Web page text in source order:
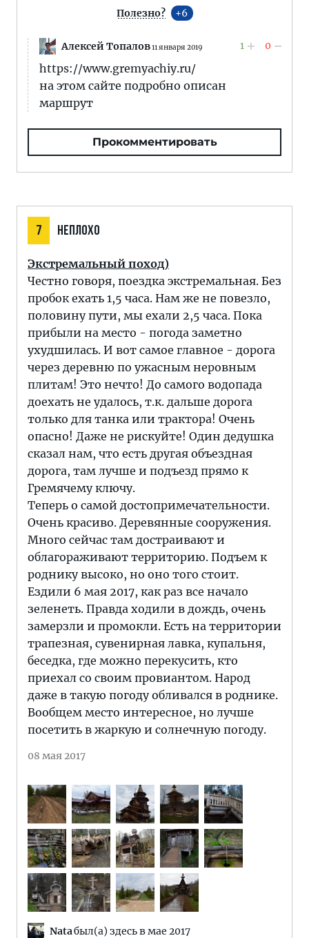
Полезно? 6
Алексей Топалов11 января 2019 1 0
https://www.gremyachiy.ru/
на этом сайте подробно описан
маршрут
Прокомментировать
7 НЕПЛОХО
Экстремальный поход)
Честно говоря, поездка экстремальная. Без
пробок ехать 1,5 часа. Нам же не повезло,
половину пути, мы ехали 2,5 часа. Пока
прибыли на место - погода заметно
ухудшилась. И вот самое главное - дорога
через деревню по ужасным неровным
плитам! Это нечто! До самого водопада
доехать не удалось, т.к. дальше дорога
только для танка или трактора! Очень
опасно! Даже не рискуйте! Один дедушка
сказал нам, что есть другая объездная
дорога, там лучше и подъезд прямо к
Гремячему ключу.
Теперь о самой достопримечательности.
Очень красиво. Деревянные сооружения.
Много сейчас там достраивают и
облагораживают территорию. Подъем к
роднику высоко, но оно того стоит.
Ездили 6 мая 2017, как раз все начало
зеленеть. Правда ходили в дождь, очень
замерзли и промокли. Есть на территории
трапезная, сувенирная лавка, купальня,
беседка, где можно перекусить, кто
приехал со своим провиантом. Народ
даже в такую погоду обливался в роднике.
Вообщем место интересное, но лучше
посетить в жаркую и солнечную погоду.
08 мая 2017
Nataбыл(а) здесь в мае 2017